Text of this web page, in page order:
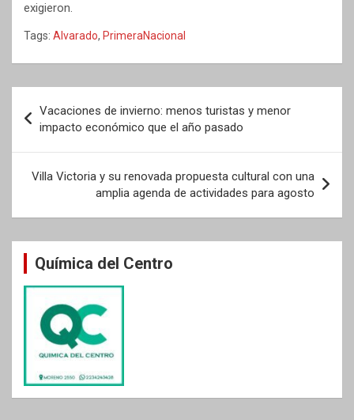
exigieron.
Tags: Alvarado, PrimeraNacional
de
entradas
Vacaciones de invierno: menos turistas y menor
impacto económico que el año pasado
Villa Victoria y su renovada propuesta cultural con una
amplia agenda de actividades para agosto
Química del Centro